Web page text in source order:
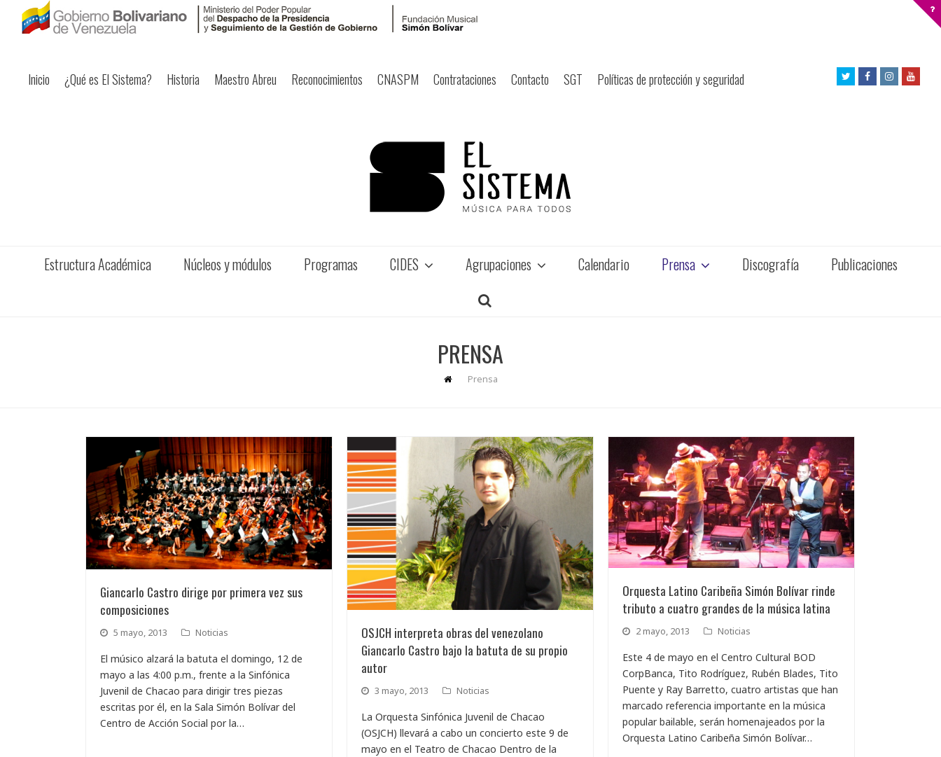
Inicio ¿Qué es El Sistema? Historia Maestro Abreu Reconocimientos CNASPM Contrataciones Contacto SGT Políticas de protección y seguridad
TwitterFacebookInstagram
Estructura Académica Núcleos y módulos Programas CIDES Agrupaciones Calendario Prensa Discografía Publicaciones
PRENSA
Prensa
Giancarlo Castro dirige por primera vez sus
composiciones
5 mayo, 2013 Noticias
El músico alzará la batuta el domingo, 12 de
mayo a las 4:00 p.m., frente a la Sinfónica
Juvenil de Chacao para dirigir tres piezas
escritas por él, en la Sala Simón Bolívar del
Centro de Acción Social por la…
OSJCH interpreta obras del venezolano
Giancarlo Castro bajo la batuta de su propio
autor
3 mayo, 2013 Noticias
La Orquesta Sinfónica Juvenil de Chacao
(OSJCH) llevará a cabo un concierto este 9 de
mayo en el Teatro de Chacao Dentro de la
Orquesta Latino Caribeña Simón Bolívar rinde
tributo a cuatro grandes de la música latina
2 mayo, 2013 Noticias
Este 4 de mayo en el Centro Cultural BOD
CorpBanca, Tito Rodríguez, Rubén Blades, Tito
Puente y Ray Barretto, cuatro artistas que han
marcado referencia importante en la música
popular bailable, serán homenajeados por la
Orquesta Latino Caribeña Simón Bolívar…